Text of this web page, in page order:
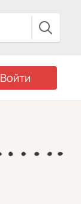
Войти